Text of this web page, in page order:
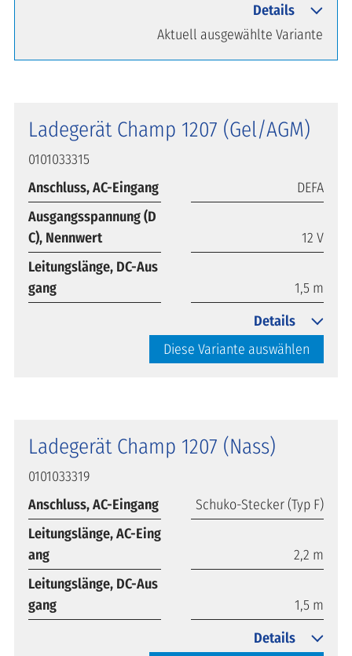
Aktuell ausgewählte Variante
Details
Ladegerät Champ 1207 (Gel/AGM)
0101033315
Anschluss, AC-Eingang
DEFA
Ausgangsspannung (D
C), Nennwert
12 V
Leitungslänge, DC-Aus
gang
1,5 m
Diese Variante auswählen
Details
Ladegerät Champ 1207 (Nass)
0101033319
Anschluss, AC-Eingang
Schuko-Stecker (Typ F)
Leitungslänge, AC-Eing
ang
2,2 m
Leitungslänge, DC-Aus
gang
1,5 m
Details